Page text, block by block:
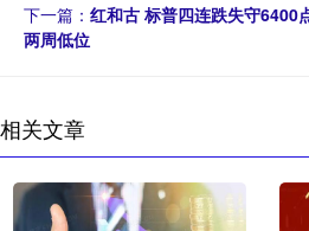
下一篇： 红和古 标普四连跌失守6400
两周低位
相关文章